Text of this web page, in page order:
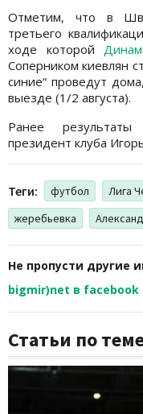
Отметим, что в
третьего
ходе которой
Соперником киевлян
синие“ проведут
выезде (1/2 августа).
Ранее
президент клуба
Теги: футбол Лига
жеребьевка
Не пропусти другие
bigmir)net в facebook
Статьи по